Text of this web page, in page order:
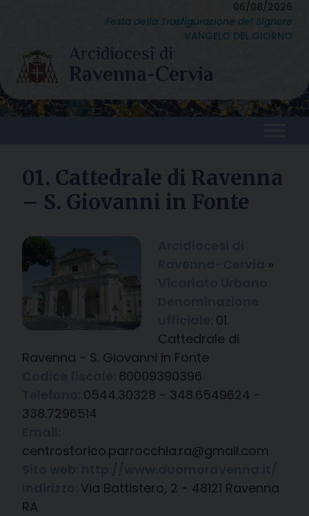
content
06/08/2026
Festa della Trasfigurazione del Signore
VANGELO DEL GIORNO
01. Cattedrale di Ravenna
– S. Giovanni in Fonte
»
01.
Cattedrale di
Ravenna - S. Giovanni in Fonte
80009390396
0544.30328 - 348.6549624 -
338.7296514
centrostorico.parrocchia.ra@gmail.com
Via Battistero, 2 - 48121 Ravenna
RA